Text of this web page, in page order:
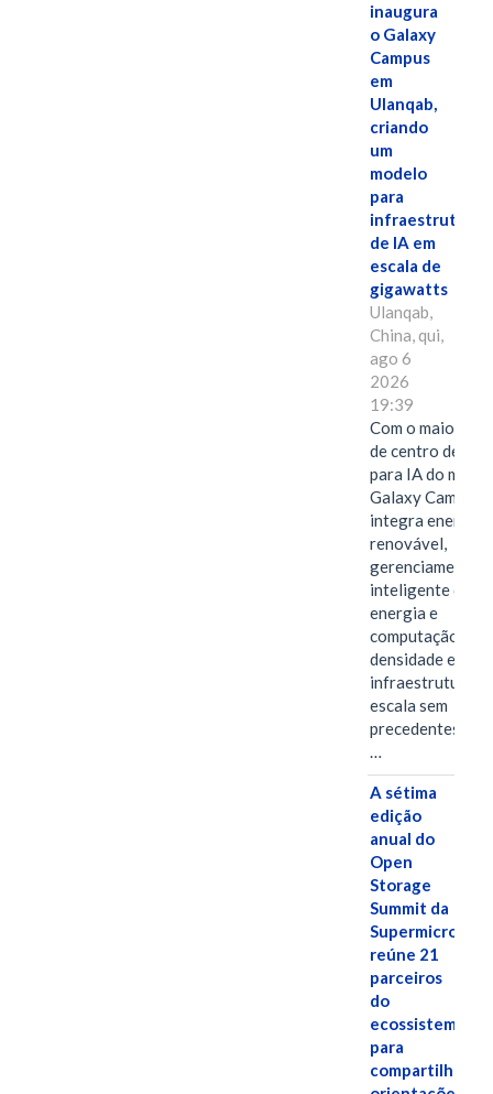
inaugura
o Galaxy
Campus
em
Ulanqab,
criando
um
modelo
para
infraestrutura
de IA em
escala de
gigawatts
Ulanqab,
China, qui,
ago 6
2026
19:39
Com o maior
de centro de
para IA do
Galaxy Campus
integra energia
renovável,
gerenciamento
inteligente de
energia e
computação de
densidade em
infraestrutura
escala sem
…
A sétima
edição
anual do
Open
Storage
Summit da
Supermicro
reúne 21
parceiros
do
ecossistema
para
compartilhar